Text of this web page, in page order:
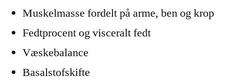
Muskelmasse fordelt på arme, ben og krop
Fedtprocent og visceralt fedt
Væskebalance
Basalstofskifte